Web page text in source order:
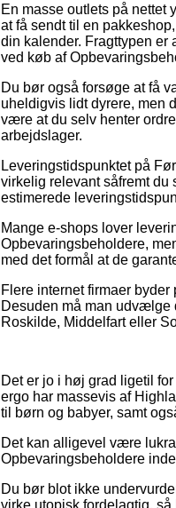
En masse outlets på nettet
at få sendt til en
din kalender. Fragttypen er
ved køb af
Du bør også forsøge at få
uheldigvis lidt dyrere, men
være at du selv henter
arbejdslager.
Leveringstidspunktet på
virkelig relevant såfremt du
estimerede
Mange e-shops lover
Opbevaringsbeholdere,
med det formål at de
Flere internet firmaer
Desuden må man udvælge
Roskilde, Middelfart eller
Det er jo i høj grad ligetil
ergo har massevis af
til børn og babyer, samt
Det kan alligevel være
Opbevaringsbeholdere
Du bør blot ikke